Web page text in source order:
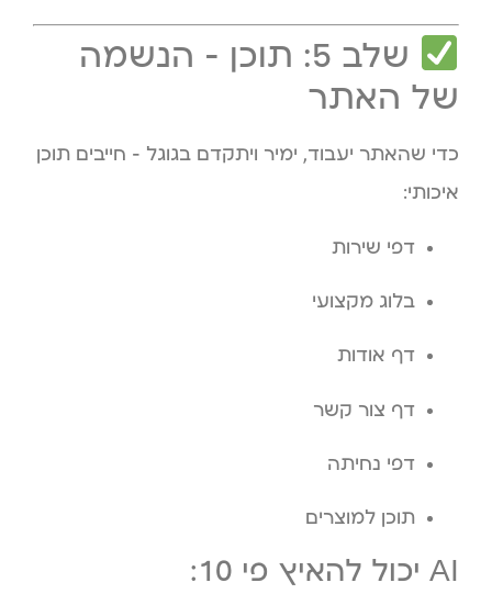
שלב 5: תוכן – הנשמה
של האתר
כדי שהאתר יעבוד, ימיר ויתקדם בגוגל – חייבים תוכן
איכותי:
דפי שירות
בלוג מקצועי
דף אודות
דף צור קשר
דפי נחיתה
תוכן למוצרים
AI יכול להאיץ פי 10: